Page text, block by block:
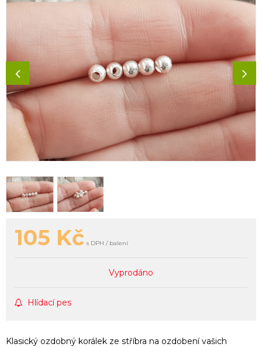
105 Kč s DPH / balení
Vyprodáno
Hlídací pes
Klasický ozdobný korálek ze stříbra na ozdobení vašich